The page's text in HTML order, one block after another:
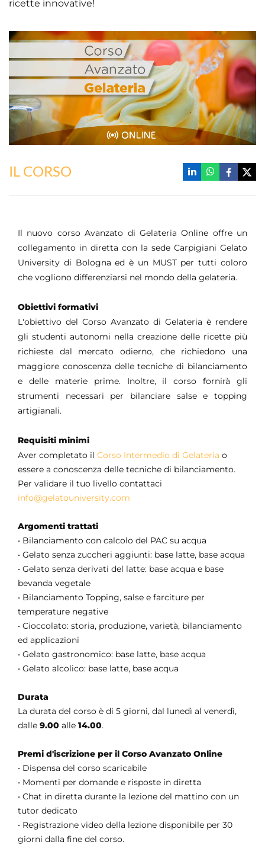
ricette innovative!
IL CORSO
Il nuovo corso Avanzato di Gelateria Online offre un
collegamento in diretta con la sede Carpigiani Gelato
University di Bologna ed è un MUST per tutti coloro
che vogliono differenziarsi nel mondo della gelateria.
Obiettivi formativi
L'obiettivo del Corso Avanzato di Gelateria è rendere
gli studenti autonomi nella creazione delle ricette più
richieste dal mercato odierno, che richiedono una
maggiore conoscenza delle tecniche di bilanciamento
e delle materie prime. Inoltre, il corso fornirà gli
strumenti necessari per bilanciare salse e topping
artigianali.
Requisiti minimi
Aver completato il Corso Intermedio di Gelateria o
essere a conoscenza delle tecniche di bilanciamento.
Per validare il tuo livello contattaci
info@gelatouniversity.com
Argomenti trattati
• Bilanciamento con calcolo del PAC su acqua
• Gelato senza zuccheri aggiunti: base latte, base acqua
• Gelato senza derivati del latte: base acqua e base
bevanda vegetale
• Bilanciamento Topping, salse e farciture per
temperature negative
• Cioccolato: storia, produzione, varietà, bilanciamento
ed applicazioni
• Gelato gastronomico: base latte, base acqua
• Gelato alcolico: base latte, base acqua
Durata
La durata del corso è di 5 giorni, dal lunedì al venerdì,
dalle 9.00 alle 14.00.
Premi d'iscrizione per il Corso Avanzato Online
• Dispensa del corso scaricabile
• Momenti per domande e risposte in diretta
• Chat in diretta durante la lezione del mattino con un
tutor dedicato
• Registrazione video della lezione disponibile per 30
giorni dalla fine del corso.